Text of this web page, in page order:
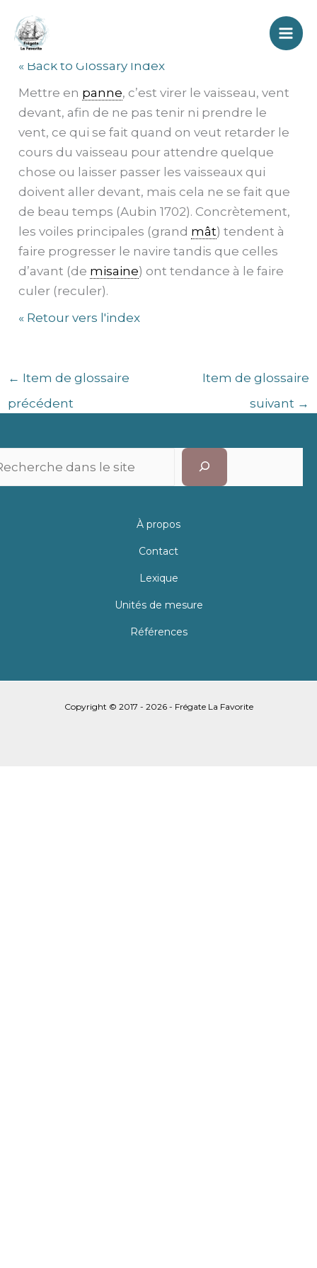
contenu
Panne
« Back to Glossary Index
Mettre en panne, c’est virer le vaisseau, vent
devant, afin de ne pas tenir ni prendre le
vent, ce qui se fait quand on veut retarder le
cours du vaisseau pour attendre quelque
chose ou laisser passer les vaisseaux qui
doivent aller devant, mais cela ne se fait que
de beau temps (Aubin 1702). Concrètement,
les voiles principales (grand mât) tendent à
faire progresser le navire tandis que celles
d’avant (de misaine) ont tendance à le faire
culer (reculer).
« Retour vers l'index
← Item de glossaire
précédent
Item de glossaire
suivant →
À propos
Contact
Lexique
Unités de mesure
Références
Copyright © 2017 - 2026 - Frégate La Favorite